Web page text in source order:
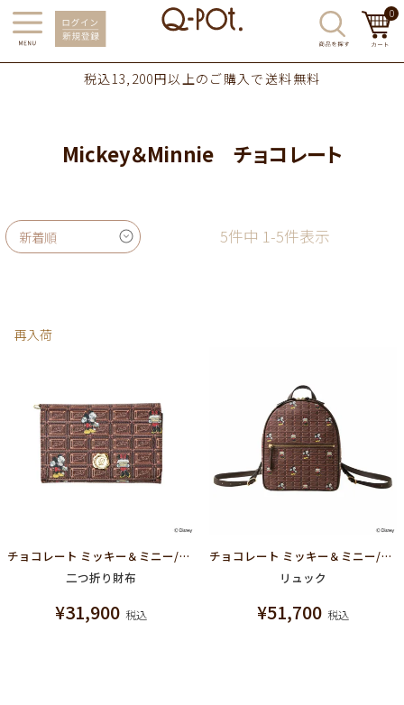
0
税込13,200円以上のご購入で送料無料
Mickey＆Minnie チョコレート
新着順 5件中 1 -5件表示
再入荷
チョコレート ミッキー＆ミニー/ショートウォレット（財布）【ディズニー アクセサリー】
二つ折り財布
¥31,900 税込
チョコレート ミッキー＆ミニー/スモール バックパック【ディズニー アクセサリー】
リュック
¥51,700 税込